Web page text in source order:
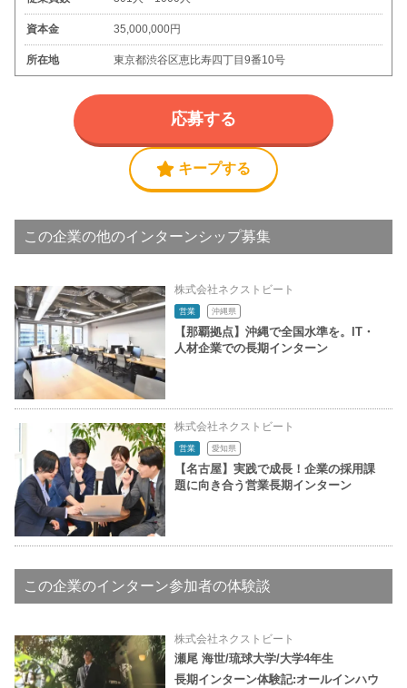
資本金 35,000,000円
所在地 東京都渋谷区恵比寿四丁目9番10号
キープする
応募する
この企業の他のインターンシップ募集
株式会社ネクストビート
営業 沖縄県
【那覇拠点】沖縄で全国水準を。IT・
人材企業での長期インターン
株式会社ネクストビート
営業 愛知県
【名古屋】実践で成長！企業の採用課
題に向き合う営業長期インターン
この企業のインターン参加者の体験談
株式会社ネクストビート
瀬尾 海世/琉球大学/大学4年生
長期インターン体験記:オールインハウ